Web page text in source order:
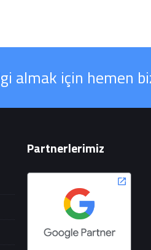
almak için hemen
Partnerlerimiz